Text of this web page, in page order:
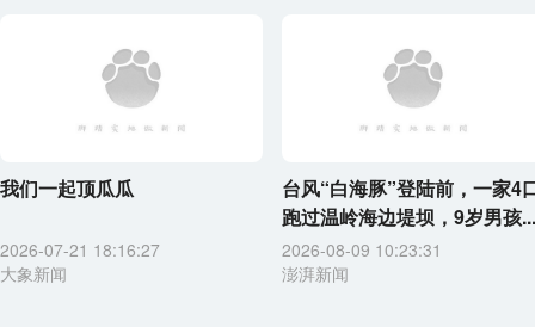
我们一起顶瓜瓜
2026-07-21 18:16:27
大象新闻
台风“白海豚”登陆前，一家4
跑过温岭海边堤坝，9岁男孩...
2026-08-09 10:23:31
澎湃新闻